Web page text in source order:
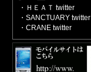
・ＨＥＡＴ twitter
・SANCTUARY twitter
・CRANE twitter